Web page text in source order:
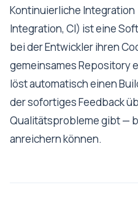
Kontinuierliche
Integration, CI) ist eine
bei der Entwickler ihren
gemeinsames Repository
löst automatisch einen
der sofortiges Feedback
Qualitätsprobleme gibt —
anreichern können.